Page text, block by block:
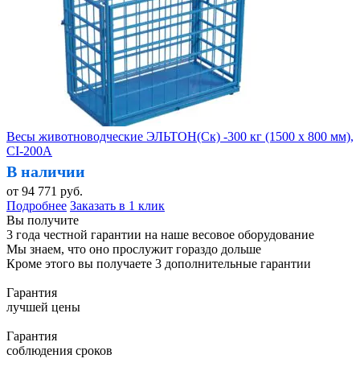
Весы животноводческие ЭЛЬТОН(Ск) -300 кг (1500 х 800 мм),
CI-200A
В наличии
от 94 771 руб.
Подробнее Заказать в 1 клик
Вы получите
3 года честной гарантии на наше весовое оборудование
Мы знаем, что оно прослужит гораздо дольше
Кроме этого вы получаете 3 дополнительные гарантии
Гарантия
лучшей цены
Гарантия
соблюдения сроков